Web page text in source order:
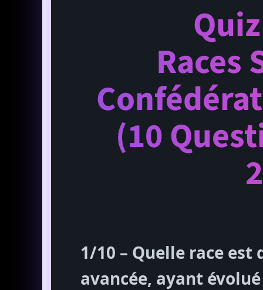
Races
(10
1/10 – Quelle race
avancée, ayant